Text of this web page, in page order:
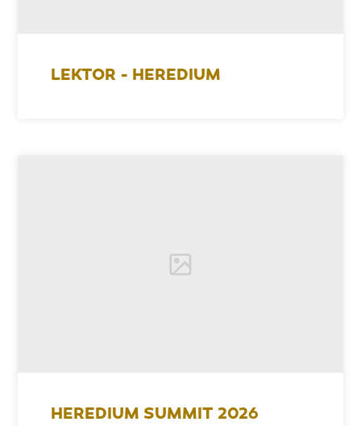
LEKTOR - HEREDIUM
HEREDIUM SUMMIT 2026